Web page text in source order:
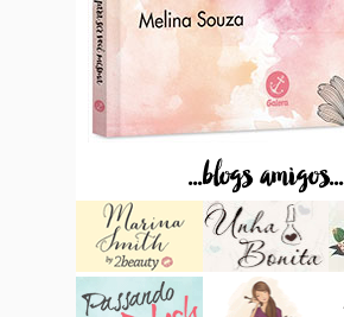
...blogs amigos...